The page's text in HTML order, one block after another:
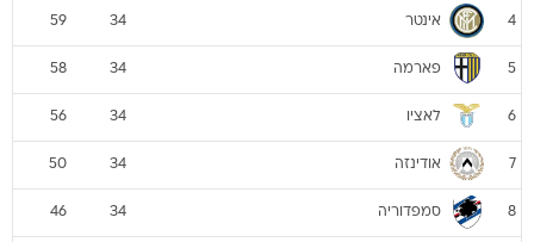
4 אינטר 34
59
5 פארמה 34
58
6 לאציו 34
56
7 אודינזה 34
50
8 סמפדוריה 34
46